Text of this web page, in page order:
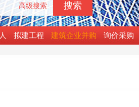
高级搜索
拟建工程 建筑企业并购 询价采购